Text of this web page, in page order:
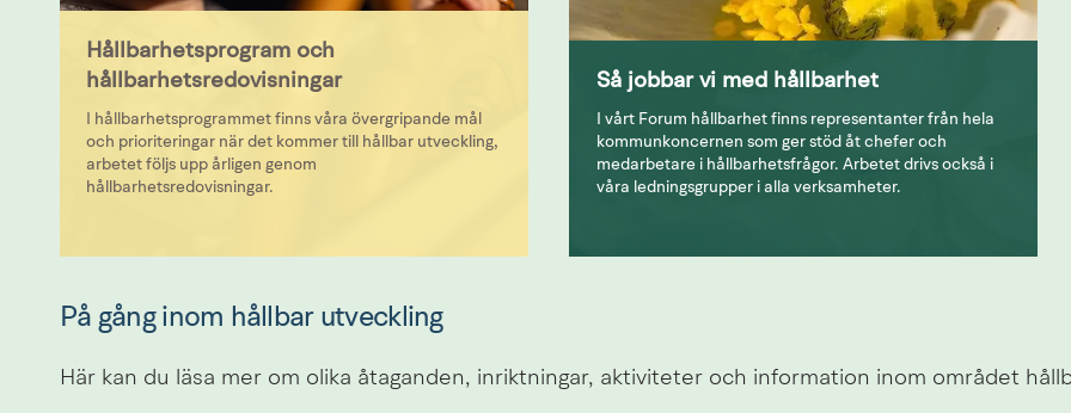
Hållbarhetsprogram och
hållbarhetsredovisningar
I hållbarhetsprogrammet finns våra övergripande mål
och prioriteringar när det kommer till hållbar utveckling,
arbetet följs upp årligen genom
hållbarhetsredovisningar.
Så jobbar vi med hållbarhet
I vårt Forum hållbarhet finns representanter från hela
kommunkoncernen som ger stöd åt chefer och
medarbetare i hållbarhetsfrågor. Arbetet drivs också i
våra ledningsgrupper i alla verksamheter.
På gång inom hållbar utveckling
Här kan du läsa mer om olika åtaganden, inriktningar, aktiviteter och information inom området